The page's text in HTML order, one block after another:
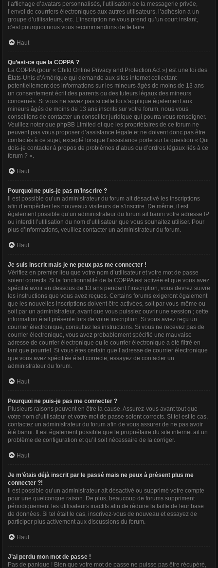
l’affichage d’avatars personnalisés, l’utilisation de la messagerie privée,
l’envoi de courriers électroniques aux autres utilisateurs, l’adhésion à un
groupe d’utilisateurs, etc. L’inscription ne vous prend qu’un court instant,
c’est pourquoi nous vous recommandons de le faire.
Haut
Qu’est-ce que la COPPA ?
La COPPA (pour « Child Online Privacy and Protection Act ») est une loi des
États-Unis d’Amérique qui demande aux sites internet collectant
potentiellement des informations sur les mineurs âgés de moins de 13 ans
un consentement écrit des parents ou des tuteurs légaux des mineurs
concernés. Si vous ne savez pas si cette loi s’applique également aux
mineurs âgés de moins de 13 ans inscrits sur votre forum, nous vous
conseillons de contacter un conseiller juridique qui pourra vous renseigner.
Veuillez noter que phpBB Limited et que les propriétaires de ce forum ne
peuvent pas vous proposer d’assistance légale et ne doivent donc pas être
contactés à ce sujet, excepté lorsque l’assistance porte sur la question « Qui
dois-je contacter à propos de problèmes d’abus ou d’ordres légaux liés à ce
forum ? ».
Haut
Pourquoi ne puis-je pas m’inscrire ?
Il est possible qu’un administrateur du forum ait désactivé les inscriptions
afin d’empêcher les nouveaux visiteurs de s’inscrire. De même, il est
également possible qu’un administrateur du forum ait banni votre adresse IP
ou interdit l’utilisation du nom d’utilisateur que vous souhaitez utiliser. Pour
plus d’informations, veuillez contacter un administrateur du forum.
Haut
Je suis inscrit mais je ne peux pas me connecter !
Vérifiez en premier lieu que votre nom d’utilisateur et votre mot de passe
soient corrects. Si la fonctionnalité de la COPPA est activée et que vous avez
spécifié avoir en dessous de 13 ans pendant l’inscription, vous devrez suivre
les instructions que vous avez reçues. Certains forums exigeront également
que les nouvelles inscriptions doivent être activées, soit par vous-même ou
soit par un administrateur, avant que vous puissiez ouvrir une session ; cette
information était présente lors de votre inscription. Si vous aviez reçu un
courrier électronique, consultez les instructions. Si vous ne recevez pas de
courrier électronique, vous avez probablement spécifié une mauvaise
adresse de courrier électronique ou le courrier électronique a été filtré en
tant que pourriel. Si vous êtes certain que l’adresse de courrier électronique
que vous avez spécifiée était correcte, essayez de contacter un
administrateur du forum.
Haut
Pourquoi ne puis-je pas me connecter ?
Plusieurs raisons peuvent en être la cause. Assurez-vous avant tout que
votre nom d’utilisateur et votre mot de passe soient corrects. Si tel est le cas,
contactez un administrateur du forum afin de vous assurer de ne pas avoir
été banni. Il est également possible que le propriétaire du site internet ait un
problème de configuration et qu’il soit nécessaire de la corriger.
Haut
Je m’étais déjà inscrit par le passé mais ne peux à présent plus me
connecter ?!
Il est possible qu’un administrateur ait désactivé ou supprimé votre compte
pour une quelconque raison. De plus, beaucoup de forums suppriment
périodiquement les utilisateurs inactifs afin de réduire la taille de leur base
de données. Si tel était le cas, inscrivez-vous de nouveau et essayez de
participer plus activement aux discussions du forum.
Haut
J’ai perdu mon mot de passe !
Pas de panique ! Bien que votre mot de passe ne puisse pas être récupéré,